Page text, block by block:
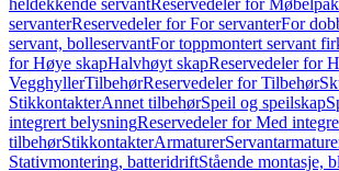
heldekkende servantReservedeler for
servanterReservedeler for For servanterFor
servant, bolleservantFor toppmontert servant
for Høye skapHalvhøyt skapReservedeler for
VegghyllerTilbehørReservedeler for Tilbehør
StikkontakterAnnet tilbehørSpeil og speilskap
integrert belysningReservedeler for Med
tilbehørStikkontakterArmaturer
Stativmontering, batteridriftStående montasje,